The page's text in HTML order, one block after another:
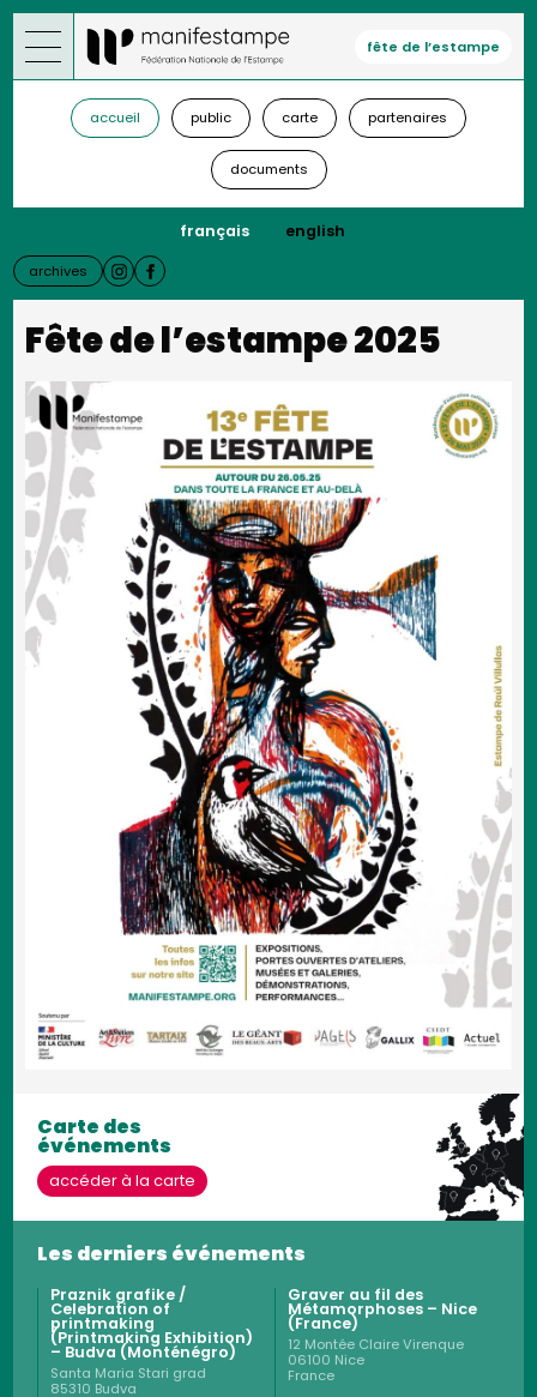
Aller
au
contenu
principal
fête de l’estampe
accueil public carte partenaires
documents
français english
archives
Fête de l’estampe 2025
Carte des
événements
accéder à la carte
Les derniers événements
Praznik grafike /
Celebration of
printmaking
(Printmaking Exhibition)
– Budva (Monténégro)
Santa Maria Stari grad
85310 Budva
Graver au fil des
Métamorphoses – Nice
(France)
12 Montée Claire Virenque
06100 Nice
France